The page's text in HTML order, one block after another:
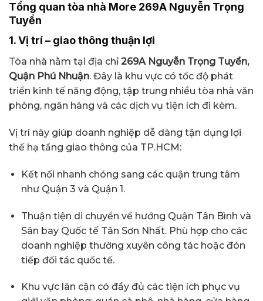
Tổng quan tòa nhà More 269A Nguyễn Trọng
Tuyển
1. Vị trí – giao thông thuận lợi
Tòa nhà nằm tại địa chỉ 269A Nguyễn Trọng Tuyển,
Quận Phú Nhuận. Đây là khu vực có tốc độ phát
triển kinh tế năng động, tập trung nhiều tòa nhà văn
phòng, ngân hàng và các dịch vụ tiện ích đi kèm.
Vị trí này giúp doanh nghiệp dễ dàng tận dụng lợi
thế hạ tầng giao thông của TP.HCM:
Kết nối nhanh chóng sang các quận trung tâm
như Quận 3 và Quận 1.
Thuận tiện di chuyển về hướng Quận Tân Bình và
Sân bay Quốc tế Tân Sơn Nhất. Phù hợp cho các
doanh nghiệp thường xuyên công tác hoặc đón
tiếp đối tác quốc tế.
Khu vực lân cận có đầy đủ các tiện ích phục vụ